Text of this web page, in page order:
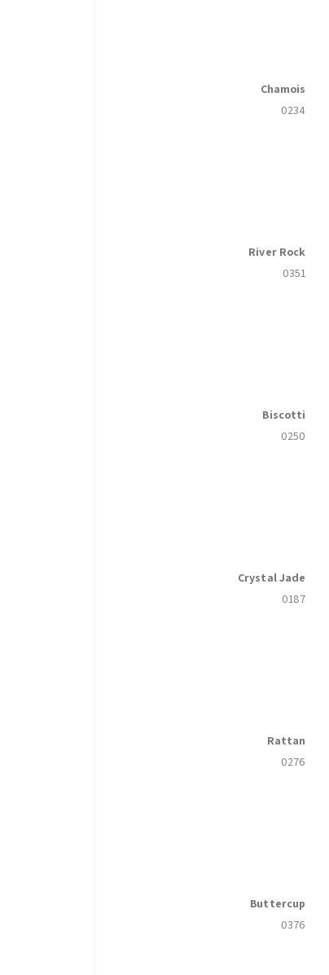
Chamois
0234
River Rock
0351
Biscotti
0250
Crystal Jade
0187
Rattan
0276
Buttercup
0376